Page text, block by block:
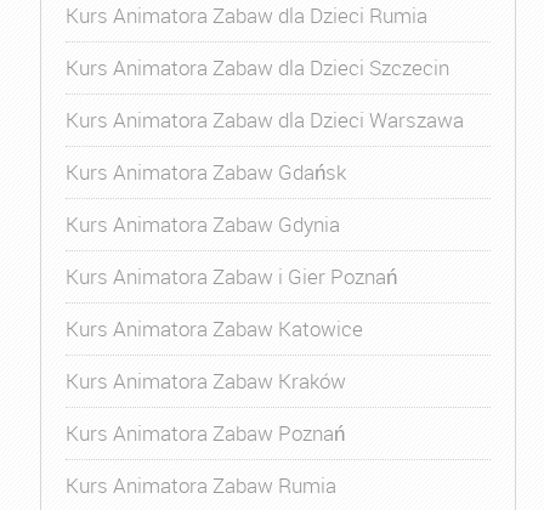
Kurs Animatora Zabaw dla Dzieci Rumia
Kurs Animatora Zabaw dla Dzieci Szczecin
Kurs Animatora Zabaw dla Dzieci Warszawa
Kurs Animatora Zabaw Gdańsk
Kurs Animatora Zabaw Gdynia
Kurs Animatora Zabaw i Gier Poznań
Kurs Animatora Zabaw Katowice
Kurs Animatora Zabaw Kraków
Kurs Animatora Zabaw Poznań
Kurs Animatora Zabaw Rumia